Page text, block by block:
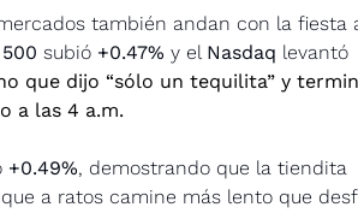
también andan con la fiesta
500 subió +0.47% y el Nasdaq
levantó
que dijo “sólo un tequilita” y
a las 4 a.m.
+0.49%, demostrando que la tiendita
a ratos camine más lento que